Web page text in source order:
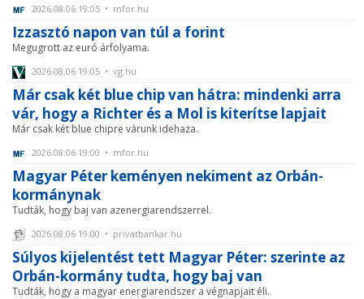
2026.08.06 19:05 • mfor.hu
Izzasztó napon van túl a forint
Megugrott az euró árfolyama.
2026.08.06 19:05 • vg.hu
Már csak két blue chip van hátra: mindenki arra
vár, hogy a Richter és a Mol is kiterítse lapjait
Már csak két blue chipre várunk idehaza.
2026.08.06 19:00 • mfor.hu
Magyar Péter keményen nekiment az Orbán-
kormánynak
Tudták, hogy baj van azenergiarendszerrel.
2026.08.06 19:00 • privatbankar.hu
Súlyos kijelentést tett Magyar Péter: szerinte az
Orbán-kormány tudta, hogy baj van
Tudták, hogy a magyar energiarendszer a végnapjait éli.